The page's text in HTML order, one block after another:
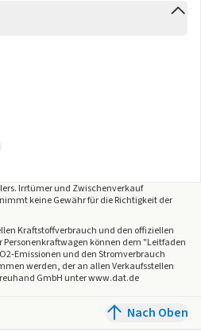
Bauvorschrift
. Irrtümer und Zwischenverkauf
keine Gewähr für die Richtigkeit der
Kraftstoffverbrauch und den offiziellen
Personenkraftwagen können dem "Leitfaden
Emissionen und den Stromverbrauch
werden, der an allen Verkaufsstellen
GmbH unter www.dat.de
Nach Oben